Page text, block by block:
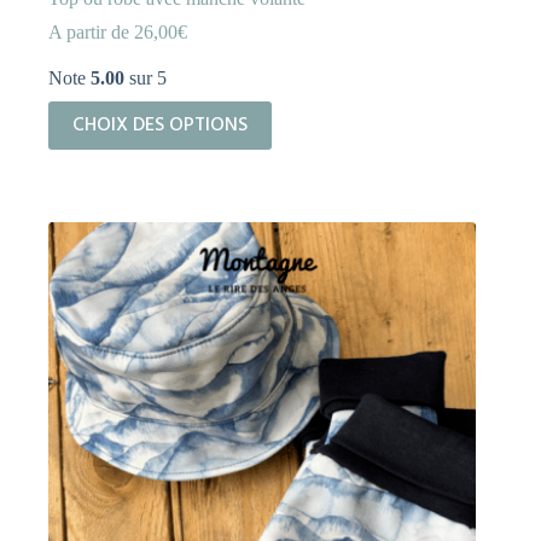
A partir de 26,00€
Note 5.00 sur 5
CHOIX DES OPTIONS
Ce
produit
a
Les
options
peuvent
être
choisies
sur
la
page
du
produit